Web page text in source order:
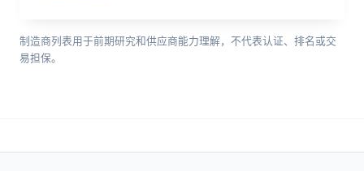
制造商列表用于前期研究和供应商能力理解，不代表认证、排名或交
易担保。